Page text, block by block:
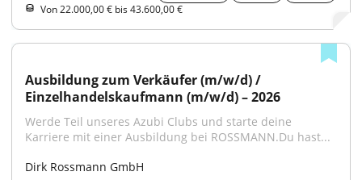
Von 22.000,00 € bis 43.600,00 €
Ausbildung zum Verkäufer (m/w/d) /
Einzelhandelskaufmann (m/w/d) – 2026
Werde Teil unseres Azubi Clubs und starte deine
Karriere mit einer Ausbildung bei ROSSMANN.Du hast...
Dirk Rossmann GmbH